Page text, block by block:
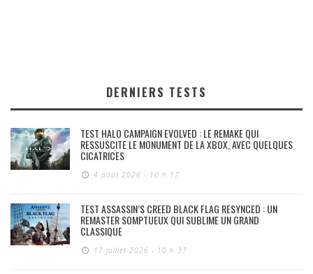
DERNIERS TESTS
TEST HALO CAMPAIGN EVOLVED : LE REMAKE QUI
RESSUSCITE LE MONUMENT DE LA XBOX, AVEC QUELQUES
CICATRICES
4 août 2026 - 10 h 17
TEST ASSASSIN’S CREED BLACK FLAG RESYNCED : UN
REMASTER SOMPTUEUX QUI SUBLIME UN GRAND
CLASSIQUE
17 juillet 2026 - 10 h 37